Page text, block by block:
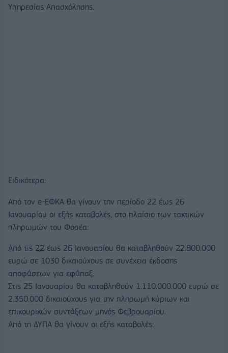
Υπηρεσίας Απασχόλησης.
Ειδικότερα:
Από τον e-ΕΦΚΑ θα γίνουν την περίοδο 22 έως 26
Ιανουαρίου οι εξής καταβολές, στο πλαίσιο των τακτικών
πληρωμών του Φορέα:
Από τις 22 έως 26 Ιανουαρίου θα καταβληθούν 22.800.000
ευρώ σε 1030 δικαιούχους σε συνέχεια έκδοσης
αποφάσεων για εφάπαξ.
Στις 25 Ιανουαρίου θα καταβληθούν 1.110.000.000 ευρώ σε
2.350.000 δικαιούχους για την πληρωμή κύριων και
επικουρικών συντάξεων μηνός Φεβρουαρίου.
Από τη ΔΥΠΑ θα γίνουν οι εξής καταβολές: